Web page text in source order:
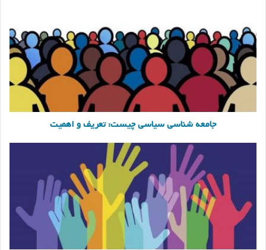
سیاسی
چیست:
تعریف
و
اهمیت
جامعه شناسی سیاسی چیست: تعریف و اهمیت
حزب
های
احزاب
سیاسی